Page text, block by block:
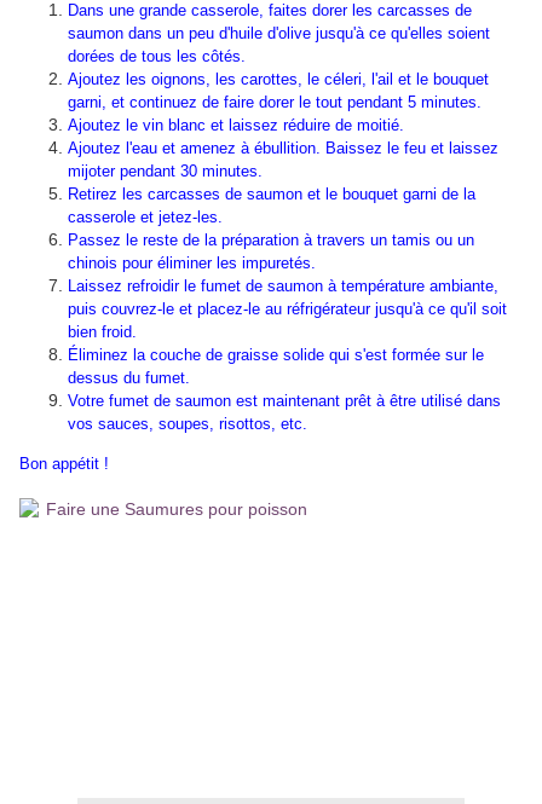
Dans une grande casserole, faites dorer les carcasses de
saumon dans un peu d'huile d'olive jusqu'à ce qu'elles soient
dorées de tous les côtés.
Ajoutez les oignons, les carottes, le céleri, l'ail et le bouquet
garni, et continuez de faire dorer le tout pendant 5 minutes.
Ajoutez le vin blanc et laissez réduire de moitié.
Ajoutez l'eau et amenez à ébullition. Baissez le feu et laissez
mijoter pendant 30 minutes.
Retirez les carcasses de saumon et le bouquet garni de la
casserole et jetez-les.
Passez le reste de la préparation à travers un tamis ou un
chinois pour éliminer les impuretés.
Laissez refroidir le fumet de saumon à température ambiante,
puis couvrez-le et placez-le au réfrigérateur jusqu'à ce qu'il soit
bien froid.
Éliminez la couche de graisse solide qui s'est formée sur le
dessus du fumet.
Votre fumet de saumon est maintenant prêt à être utilisé dans
vos sauces, soupes, risottos, etc.
Bon appétit !